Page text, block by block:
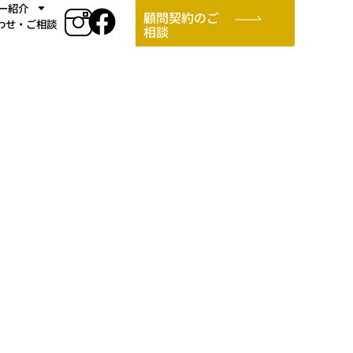
紹介
せ・ご相談
顧問契約のご
相談